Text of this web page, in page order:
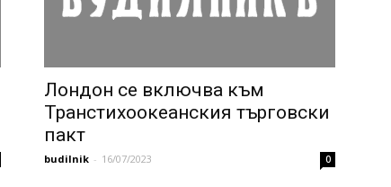
Лондон се включва към
Транстихоокеанския търговски
пакт
budilnik - 16/07/2023 0